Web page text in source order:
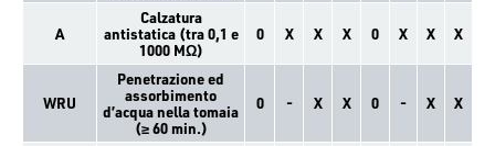
A
Calzatura
antistatica (tra 0,1 e
1000 MΩ)
0 X X X 0 X X X
WRU
Penetrazione ed
assorbimento
d’acqua nella tomaia
(≥ 60 min.)
0 - X X 0 - X X